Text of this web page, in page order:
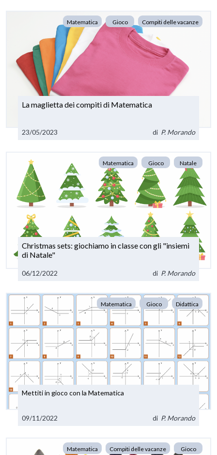
Matematica Gioco Compiti delle vacanze
La maglietta dei compiti di Matematica
23/05/2023 di P. Morando
Matematica Gioco Natale
Christmas sets: giochiamo in classe con gli "insiemi
di Natale"
06/12/2022 di P. Morando
Matematica Gioco Didattica
Mettiti in gioco con la Matematica
09/11/2022 di P. Morando
Matematica Compiti delle vacanze Gioco